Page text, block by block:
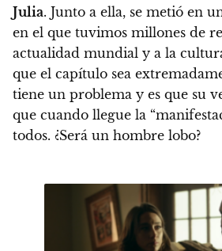
Julia. Junto a ella, se metió en
en el que tuvimos millones de
actualidad mundial y a la
que el capítulo sea
tiene un problema y es que su
que cuando llegue la
todos. ¿Será un hombre lobo?